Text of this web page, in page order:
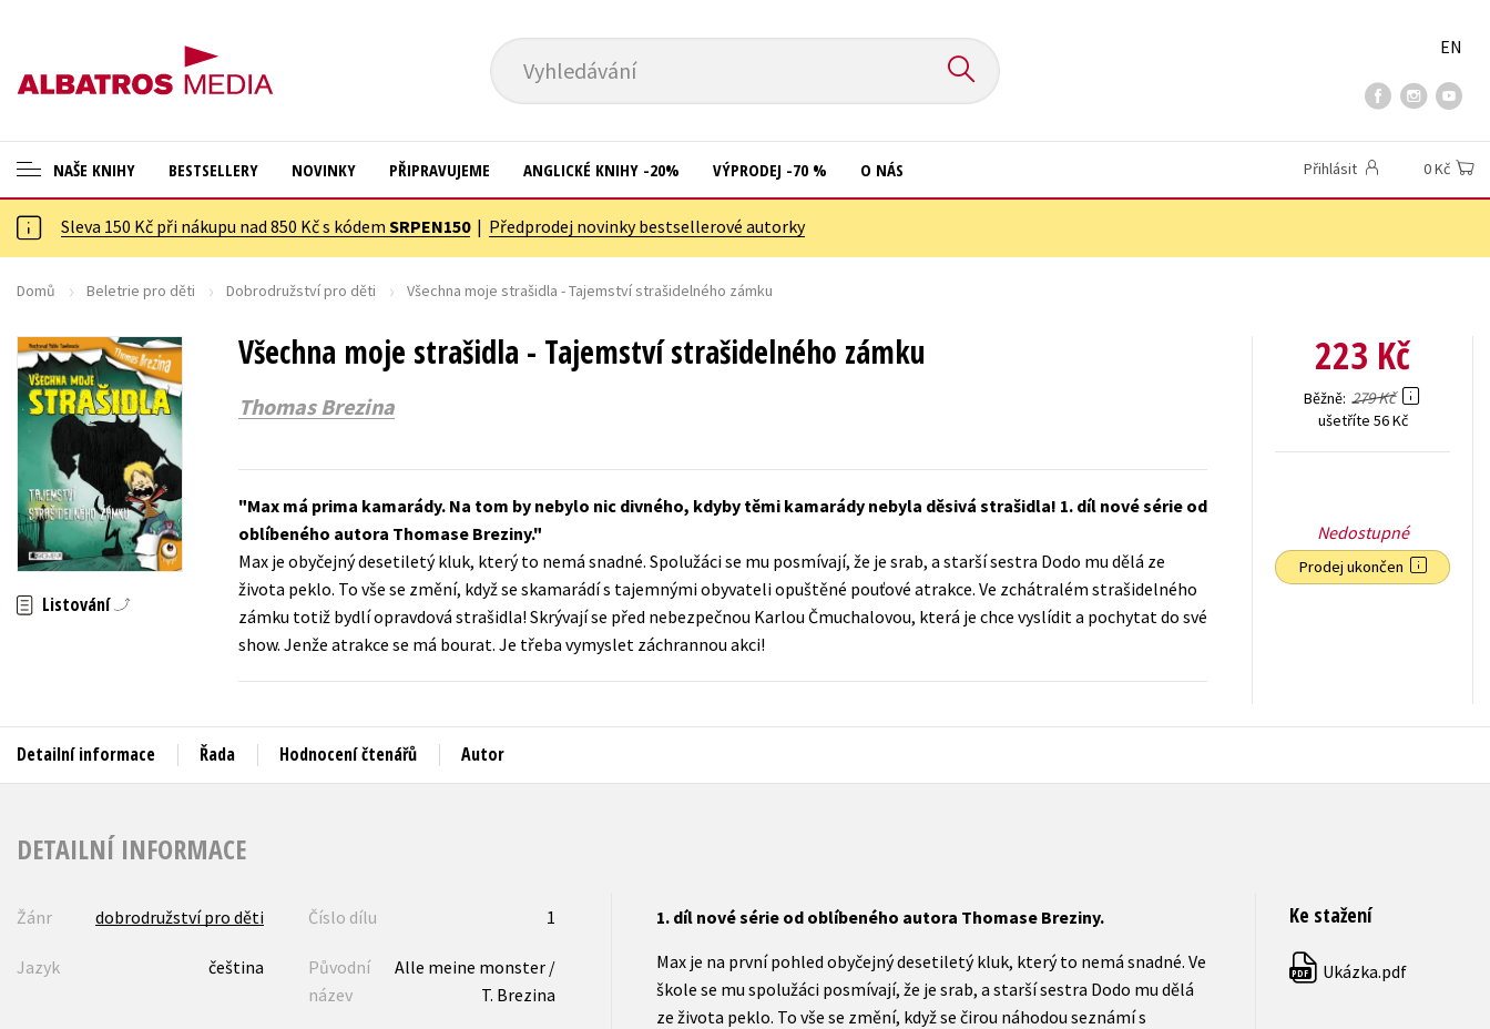
Vyhledávání
EN
NAŠE KNIHY
ANGLICKÉ KNIHY -20 %
VÝPRODEJ -70 %
ASTERIX S DÁRKEM
🎁DÁRKOVÉ PUBLIKACE
✉️ DÁRKOVÉ POUKAZY
Auto - moto
Beletrie pro děti
Cestování
Dárkové publikace
Digitální fotografie
Esoterika a duchovní svět
Hobby
Jazyky
Kalendáře
Kariéra a osobní rozvoj
Kuchařky
New Adult
Ostatní
Populárně - naučná pro dospělé
Předškoláci
Příroda a zahrada
Učebnice
Young adult
Zahraniční literatura
Zdraví a životní styl
Všechny tituly
BESTSELLERY NOVINKY PŘIPRAVUJEME ANGLICKÉ KNIHY -20% VÝPRODEJ -70 % O NÁS Přihlásit 0 Kč
Sleva 150 Kč při nákupu nad 850 Kč s kódem SRPEN150| Předprodej novinky bestsellerové autorky
Domů Beletrie pro děti Dobrodružství pro děti Všechna moje strašidla - Tajemství strašidelného zámku
Všechna moje strašidla - Tajemství strašidelného zámku
Thomas Brezina
Listování
Max má prima kamarády. Na tom by nebylo nic divného, kdyby těmi kamarády nebyla děsivá strašidla! 1. díl nové série od
oblíbeného autora Thomase Breziny.
Max je obyčejný desetiletý kluk, který to nemá snadné. Spolužáci se mu posmívají, že je srab, a starší sestra Dodo mu dělá ze
života peklo. To vše se změní, když se skamarádí s tajemnými obyvateli opuštěné pouťové atrakce. Ve zchátralém strašidelného
zámku totiž bydlí opravdová strašidla! Skrývají se před nebezpečnou Karlou Čmuchalovou, která je chce vyslídit a pochytat do své
show. Jenže atrakce se má bourat. Je třeba vymyslet záchrannou akci!
223 Kč
Běžně 279 Kč
ušetříte 56 Kč
Nedostupné
Prodej ukončen
Detailní informace Řada Hodnocení čtenářů Autor
DETAILNÍ INFORMACE
Žánr dobrodružství pro děti Číslo dílu 1
Jazyk čeština
Původní
název
Alle meine monster /
T. Brezina
1. díl nové série od oblíbeného autora Thomase Breziny.
Max je na první pohled obyčejný desetiletý kluk, který to nemá snadné. Ve
škole se mu spolužáci posmívají, že je srab, a starší sestra Dodo mu dělá
ze života peklo. To vše se změní, když se čirou náhodou seznámí s
Ke stažení
PDF Ukázka.pdf